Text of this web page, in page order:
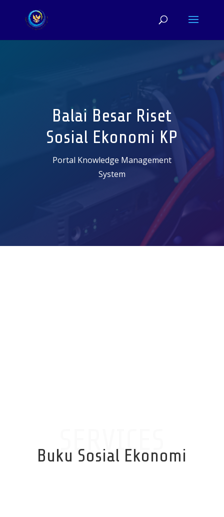
Balai Besar Riset
Sosial Ekonomi KP
Portal Knowledge Management
System
PORTAL APLIKASI
SERVICES
Buku Sosial Ekonomi